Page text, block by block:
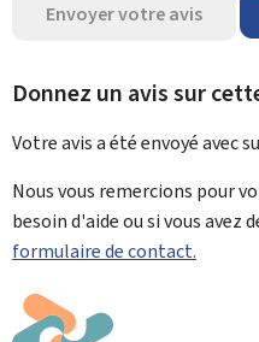
Envoyer votre avis
Donnez un avis sur
Votre avis a été envoyé avec
Nous vous remercions pour
besoin d'aide ou si vous avez
formulaire de contact.